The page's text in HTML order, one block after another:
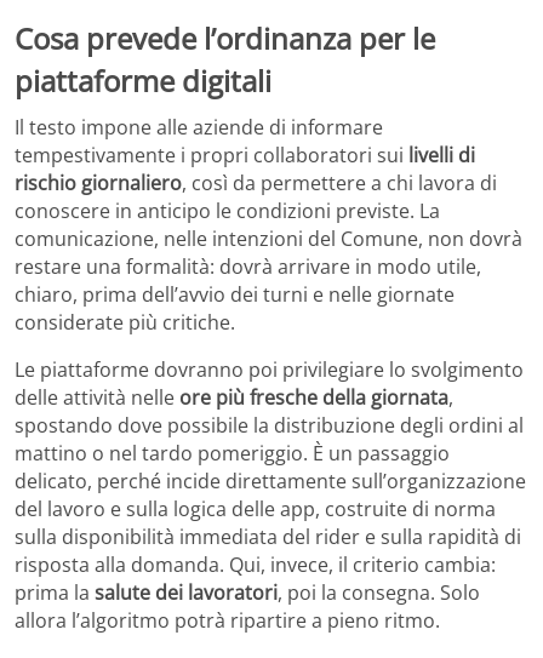
Cosa prevede l’ordinanza per le
piattaforme digitali
Il testo impone alle aziende di informare
tempestivamente i propri collaboratori sui livelli di
rischio giornaliero, così da permettere a chi lavora di
conoscere in anticipo le condizioni previste. La
comunicazione, nelle intenzioni del Comune, non dovrà
restare una formalità: dovrà arrivare in modo utile,
chiaro, prima dell’avvio dei turni e nelle giornate
considerate più critiche.
Le piattaforme dovranno poi privilegiare lo svolgimento
delle attività nelle ore più fresche della giornata,
spostando dove possibile la distribuzione degli ordini al
mattino o nel tardo pomeriggio. È un passaggio
delicato, perché incide direttamente sull’organizzazione
del lavoro e sulla logica delle app, costruite di norma
sulla disponibilità immediata del rider e sulla rapidità di
risposta alla domanda. Qui, invece, il criterio cambia:
prima la salute dei lavoratori, poi la consegna. Solo
allora l’algoritmo potrà ripartire a pieno ritmo.